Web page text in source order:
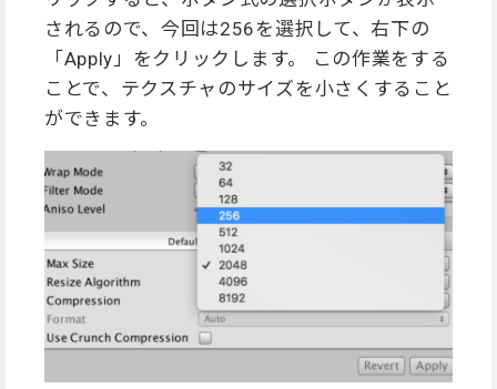
されるので、今回は256を選択して、右下の
「Apply」をクリックします。 この作業をする
ことで、テクスチャのサイズを小さくすること
ができます。